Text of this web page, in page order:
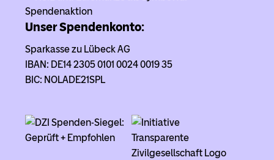
Unser Spendenkonto:
Sparkasse zu Lübeck AG
IBAN: DE14 2305 0101 0024 0019 35
BIC: NOLADE21SPL